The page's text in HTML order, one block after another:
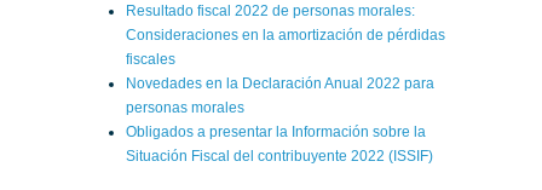
Resultado fiscal 2022 de personas morales:
Consideraciones en la amortización de pérdidas
fiscales
Novedades en la Declaración Anual 2022 para
personas morales
Obligados a presentar la Información sobre la
Situación Fiscal del contribuyente 2022 (ISSIF)